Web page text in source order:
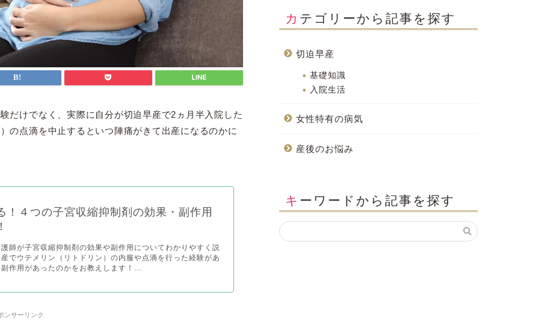
だけでなく、実際に自分が切迫早産で2ヵ月半入院した
の点滴を中止するといつ陣痛がきて出産になるのかに
！４つの子宮収縮抑制剤の効果・副作用
師が子宮収縮抑制剤の効果や副作用についてわかりやすく説
でウテメリン（リトドリン）の内服や点滴を行った経験があ
作用があったのかをお教えします！...
ンサーリンク
カテゴリーから記事を探す
切迫早産
基礎知識
入院生活
女性特有の病気
産後のお悩み
キーワードから記事を探す